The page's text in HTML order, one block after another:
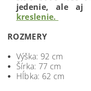
jedenie, ale
kreslenie.
ROZMERY
Výška: 92 cm
Šírka: 77 cm
Hĺbka: 62 cm